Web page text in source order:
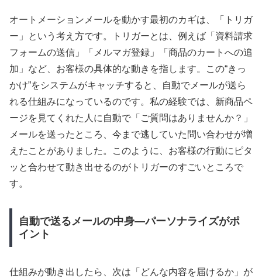
オートメーションメールを動かす最初のカギは、「トリガ
ー」という考え方です。トリガーとは、例えば「資料請求
フォームの送信」「メルマガ登録」「商品のカートへの追
加」など、お客様の具体的な動きを指します。この“きっ
かけ”をシステムがキャッチすると、自動でメールが送ら
れる仕組みになっているのです。私の経験では、新商品ペ
ージを見てくれた人に自動で「ご質問はありませんか？」
メールを送ったところ、今まで逃していた問い合わせが増
えたことがありました。このように、お客様の行動にピタ
ッと合わせて動き出せるのがトリガーのすごいところで
す。
自動で送るメールの中身―パーソナライズがポ
イント
仕組みが動き出したら、次は「どんな内容を届けるか」が